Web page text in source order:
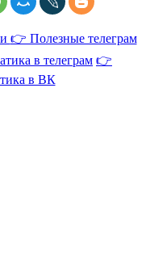
👉 Полезные телеграм
в телеграм 👉
в ВК